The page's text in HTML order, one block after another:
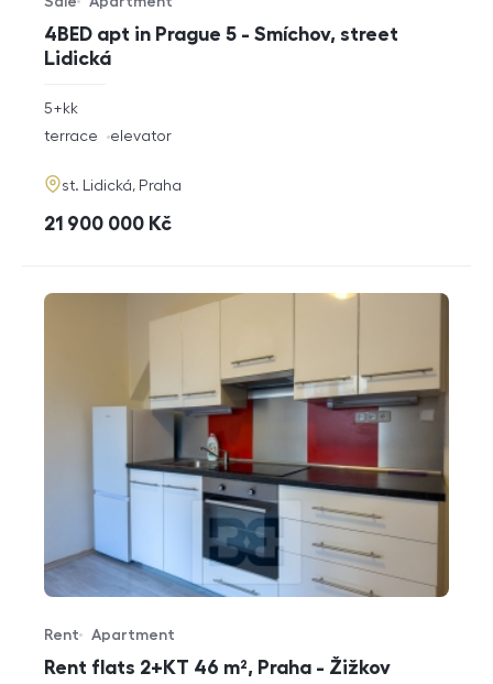
4BED apt in Prague 5 - Smíchov, street
Lidická
Offer type
Property type
rozměry
disposition
5+kk
funkce
terrace elevator
adresa
st. Lidická, Praha
cena
21 900 000 Kč
Rent flats 2+KT 46 m², Praha - Žižkov
Offer type
Rent
Property type
Apartment